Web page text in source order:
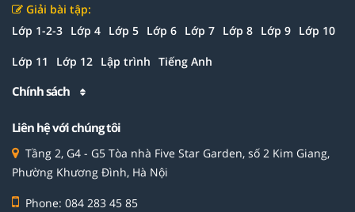
Giải bài tập:
Lớp 1-2-3 Lớp 4 Lớp 5 Lớp 6 Lớp 7 Lớp 8 Lớp 9 Lớp 10
Lớp 11 Lớp 12 Lập trình Tiếng Anh
Chính sách
Liên hệ với chúng tôi
Tầng 2, G4 - G5 Tòa nhà Five Star Garden, số 2 Kim Giang,
Phường Khương Đình, Hà Nội
Phone: 084 283 45 85